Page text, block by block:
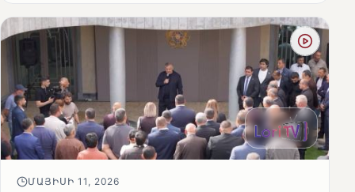
ՄԱՅԻՍԻ 11, 2026